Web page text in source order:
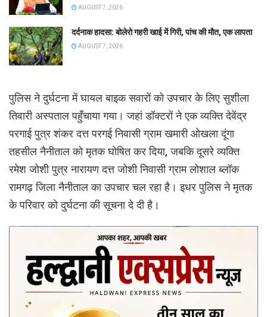
AUGUST 7, 2026
दर्दनाक हादसा: बोलेरो गहरी खाई में गिरी, पांच की मौत, एक लापता
AUGUST 7, 2026
पुलिस ने दुर्घटना में घायल बाइक सवारों को उपचार के लिए सुशीला
तिवारी अस्पताल पहुँचाया गया। जहां डॉक्टरों ने एक व्यक्ति देवेंद्र
परगाई पुत्र शंकर दत्त परगई निवासी ग्राम खमारी ओखला दूंगा
तहसील नैनीताल को मृतक घोषित कर दिया, जबकि दूसरे व्यक्ति
रमेश जोशी पुत्र नारायण दत्त जोशी निवासी ग्राम लोशाल ब्लॉक
रामगढ़ जिला नैनीताल का उपचार चल रहा है। इधर पुलिस ने मृतक
के परिवार को दुर्घटना की सूचना दे दी है।